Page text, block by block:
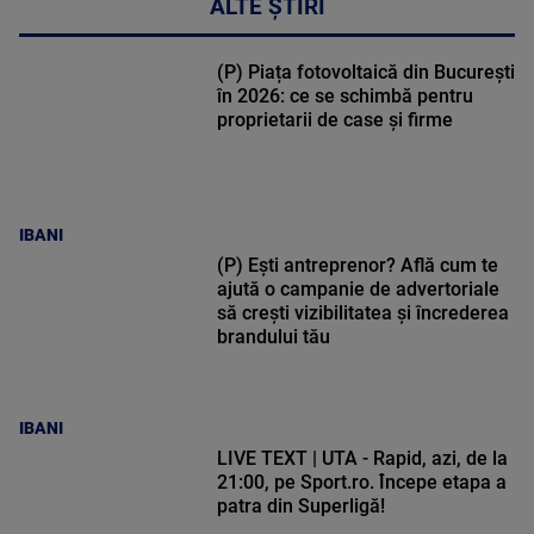
ALTE ȘTIRI
IBANI
(P) Piața fotovoltaică din București
în 2026: ce se schimbă pentru
proprietarii de case și firme
IBANI
(P) Ești antreprenor? Află cum te
ajută o campanie de advertoriale
să crești vizibilitatea și încrederea
brandului tău
LIVE TEXT | UTA - Rapid, azi, de la
21:00, pe Sport.ro. Începe etapa a
patra din Superligă!